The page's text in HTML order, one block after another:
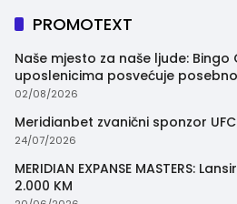
PROMOTEXT
Naše mjesto za naše ljude: Bingo
uposlenicima posvećuje
trenutak
02/08/2026
Meridianbet zvanični sponzor
24/07/2026
MERIDIAN EXPANSE MASTERS:
2.000 KM